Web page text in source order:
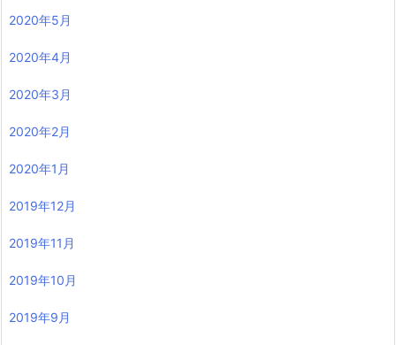
2020年5月
2020年4月
2020年3月
2020年2月
2020年1月
2019年12月
2019年11月
2019年10月
2019年9月